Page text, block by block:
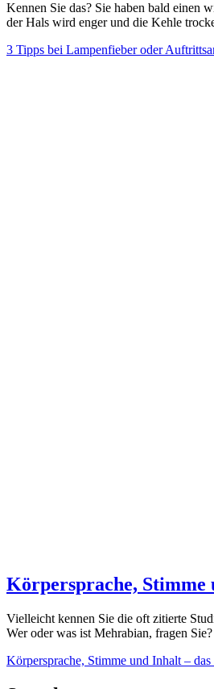
Kennen Sie das? Sie haben bald einen
der Hals wird enger und die Kehle
3 Tipps bei Lampenfieber oder
Körpersprache, Stimme
Vielleicht kennen Sie die oft zitierte
Wer oder was ist Mehrabian, fragen
Körpersprache, Stimme und Inhalt – das